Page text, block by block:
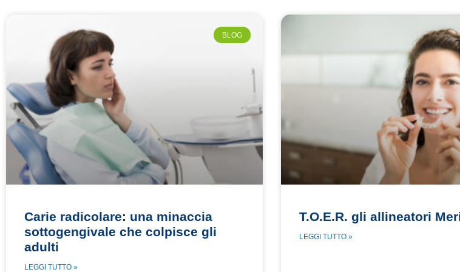
BLOG
Carie radicolare: una minaccia
sottogengivale che colpisce gli
adulti
LEGGI TUTTO »
T.O.E.R. gli allineatori
LEGGI TUTTO »